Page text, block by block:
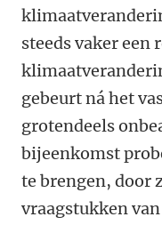
steeds vaker een
gebeurt ná het
grotendeels
bijeenkomst
te brengen, door
vraagstukken